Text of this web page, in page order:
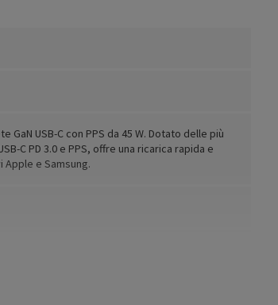
GaN USB-C con PPS da 45 W. Dotato delle più
C PD 3.0 e PPS, offre una ricarica rapida e
e Samsung.